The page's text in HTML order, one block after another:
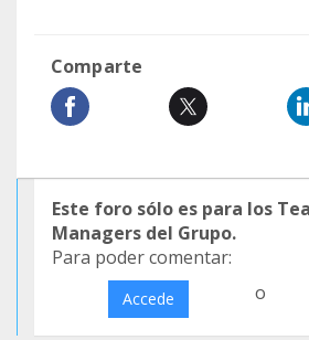
Comparte
Este foro sólo es para los
Managers del Grupo.
Para poder comentar:
Accede o